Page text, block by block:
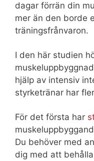
dagar förrän din
mer än den borde
träningsfrånvaron.
I den här studien
hjälp av intensiv
styrketränar har
För det första har
Du behöver med
dig med att